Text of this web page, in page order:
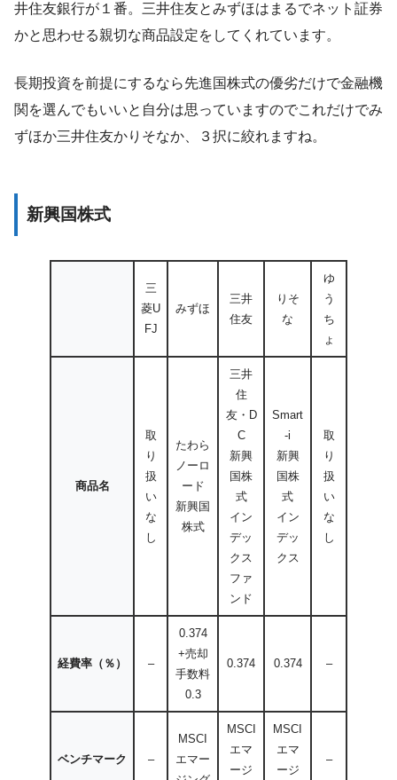
井住友銀行が１番。三井住友とみずほはまるでネット証券
かと思わせる親切な商品設定をしてくれています。
長期投資を前提にするなら先進国株式の優劣だけで金融機
関を選んでもいいと自分は思っていますのでこれだけでみ
ずほか三井住友かりそなか、３択に絞れますね。
新興国株式
三
菱U
FJ
みずほ
三井
住友
りそ
な
ゆ
う
ち
ょ
商品名
取
り
扱
い
な
し
たわら
ノーロ
ード
新興国
株式
三井
住
友・D
C
新興
国株
式
イン
デッ
クス
ファ
ンド
Smart
-i
新興
国株
式
イン
デッ
クス
取
り
扱
い
な
し
経費率（％） –
0.374
+売却
手数料
0.3
0.374 0.374 –
ベンチマーク –
MSCI
エマー
MSCI
エマ
ージ
MSCI
エマ
ージ
–